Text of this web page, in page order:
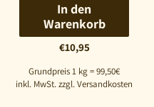
In den
Warenkorb
€10,95
Grundpreis 1 kg = 99,50€
inkl. MwSt. zzgl. Versandkosten